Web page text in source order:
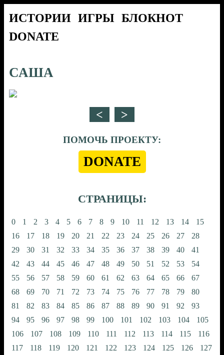
ИСТОРИИ ИГРЫ БЛОКНОТ
DONATE
САША
ПОМОЧЬ ПРОЕКТУ:
DONATE
СТРАНИЦЫ:
0 1 2 3 4 5 6 7 8 9 10 11 12 13 14
15
16
17 18 19 20 21 22 23 24 25 26 27
28
29
30 31 32 33 34 35 36 37 38 39 40
41
42
43 44 45 46 47 48 49 50 51 52 53
54
55
56 57 58 59 60 61 62 63 64 65 66
67
68
69 70 71 72 73 74 75 76 77 78 79
80
81
82 83 84 85 86 87 88 89 90 91 92
93
94
95 96 97 98 99 100 101 102 103 104
105
106
107 108 109 110 111 112 113 114 115
116
117
118 119 120 121 122 123 124 125 126
127